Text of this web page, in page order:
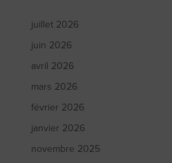
juillet 2026
juin 2026
avril 2026
mars 2026
février 2026
janvier 2026
novembre 2025